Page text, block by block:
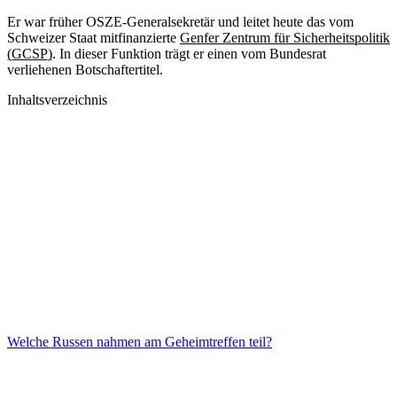
Er war früher OSZE-Generalsekretär und leitet heute das vom
Schweizer Staat mitfinanzierte Genfer Zentrum für Sicherheitspolitik
(GCSP). In dieser Funktion trägt er einen vom Bundesrat
verliehenen Botschaftertitel.
Inhaltsverzeichnis
Welche Russen nahmen am Geheimtreffen teil?